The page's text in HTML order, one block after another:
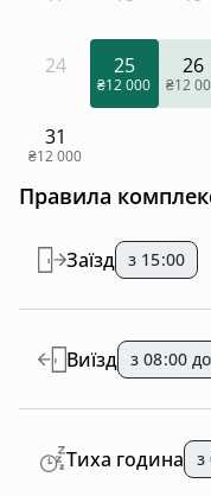
24 25
₴12 000
26
₴12
31
₴12 000
Правила
Заїзд з 15:00
Виїзд з 08:00
Тиха година з